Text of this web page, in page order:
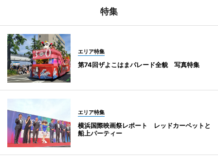
特集
エリア特集
第74回ザよこはまパレード全貌 写真特集
エリア特集
横浜国際映画祭レポート レッドカーペットと
船上パーティー